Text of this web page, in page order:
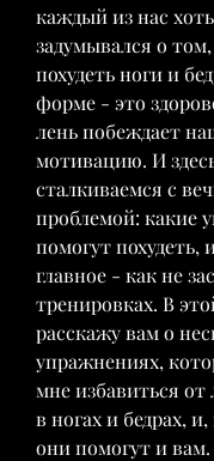
каждый из нас
задумывался о
похудеть ноги и
форме - это
лень побеждает
мотивацию. И
сталкиваемся с
проблемой: какие
помогут похудеть,
главное - как не
тренировках. В
расскажу вам о
упражнениях,
мне избавиться от
в ногах и бедрах,
они помогут и